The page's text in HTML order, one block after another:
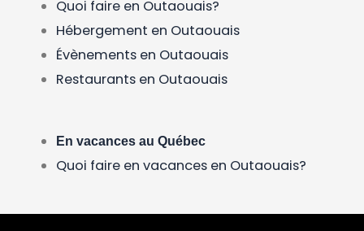
Quoi faire en Outaouais?
Hébergement en Outaouais
Évènements en Outaouais
Restaurants en Outaouais
En vacances au Québec
Quoi faire en vacances en Outaouais?